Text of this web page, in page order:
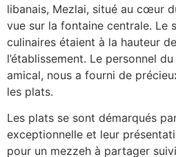
libanais, Mezlai, situé au cœur
vue sur la fontaine centrale. Le
culinaires étaient à la hauteur
l’établissement. Le personnel
amical, nous a fourni de
les plats.
Les plats se sont démarqués
exceptionnelle et leur
pour un mezzeh à partager